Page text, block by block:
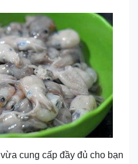
vừa cung cấp đầy đủ cho bạn